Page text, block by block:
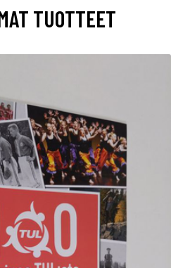
TUOTTEET